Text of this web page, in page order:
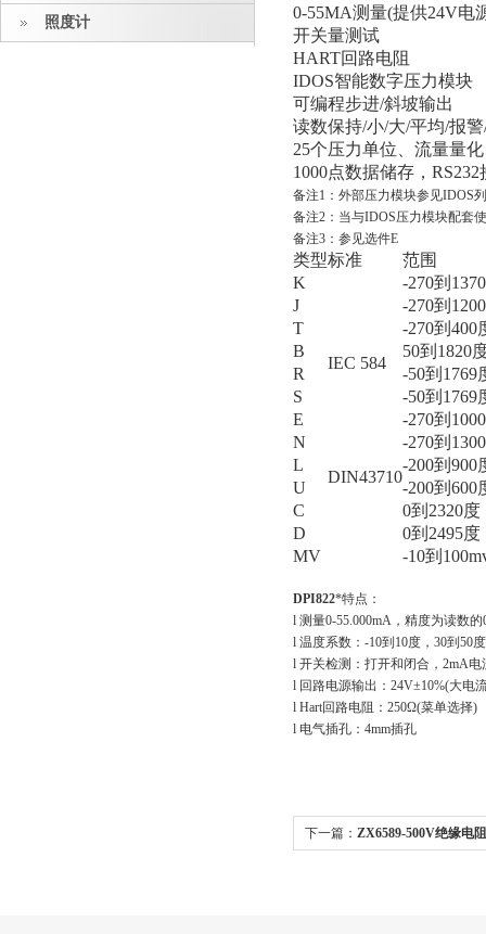
照度计
0-55MA测量(提供24V电
开关量测试
HART回路电阻
IDOS智能数字压力模块
可编程步进/斜坡输出
读数保持/小/大/平均/报
25个压力单位、流量量
1000点数据储存，RS232
备注1：外部压力模块参见IDOS
备注2：当与IDOS压力模块配套
备注3：参见选件E
类型标准
范围
K
IEC 584
-270到
J
-270到
T
-270到400
B
50到1820
R
-50到1769
S
-50到1769
E
-270到
N
-270到
L
DIN43710
-200到900
U
-200到600
C
0到2320度
D
0到2495度
MV
-10到
DPI822*特点：
l 测量0-55.000mA，精度为读数
l 温度系数：-10到10度，30到50
l 开关检测：打开和闭合，2mA电
l 回路电源输出：24V±10%(大电
l Hart回路电阻：250Ω(菜单选择)
l 电气插孔：4mm插孔
下一篇： ZX6589-500V绝缘电